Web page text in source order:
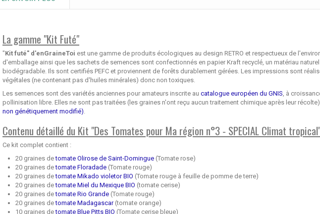
La gamme "Kit Futé"
"Kit futé" d'enGraineToi est une gamme de produits écologiques au design RETRO et respectueux de
d'emballage ainsi que les sachets de semences sont confectionnés en papier Kraft recyclé, un matériau naturel
biodégradable. Ils sont certifiés PEFC et proviennent de forêts durablement gérées. Les impressions sont
végétales (ne contenant pas d'huiles minérales) donc non toxiques.
Les semences sont des variétés anciennes pour amateurs inscrite au catalogue européen du GNIS , à
pollinisation libre. Elles ne sont pas traitées (les graines n'ont reçu aucun traitement chimique après leur
non génétiquement modifié)
Contenu détaillé du Kit "Des Tomates pour Ma région n°3 - SPECIAL Climat
Ce kit complet contient :
20 graines detomate Olirose de Saint-Domingue (Tomate rose)
20 graines detomate Floradade (Tomate rouge)
20 graines detomate Mikado violetor BIO (Tomate rouge à feuille de pomme de terre)
20 graines detomate Miel du Mexique BIO (tomate cerise)
20 graines detomate Rio Grande (Tomate rouge)
20 graines detomate Madagascar(tomate orange)
10 graines detomate Blue Pitts BIO (Tomate cerise bleue)